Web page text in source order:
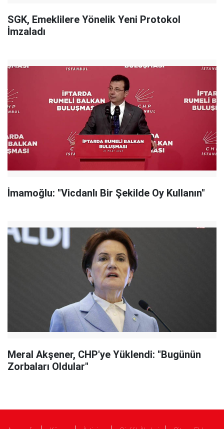
SGK, Emeklilere Yönelik Yeni Protokol
İmzaladı
İmamoğlu: "Vicdanlı Bir Şekilde Oy Kullanın"
Meral Akşener, CHP'ye Yüklendi: "Bugünün
Zorbaları Oldular"